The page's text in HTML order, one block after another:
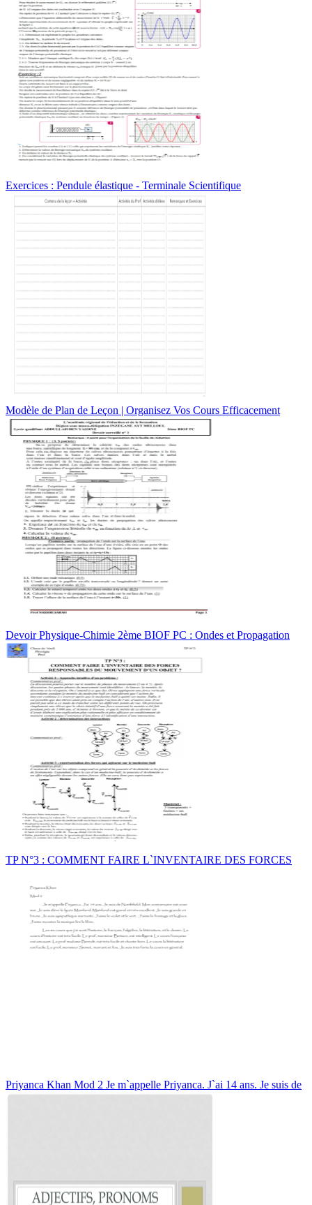
Exercices : Pendule élastique - Terminale Scientifique
Modèle de Plan de Leçon | Organisez Vos Cours Efficacement
Devoir Physique-Chimie 2ème BIOF PC : Ondes et Propagation
TP N°3 : COMMENT FAIRE L`INVENTAIRE DES FORCES
Priyanca Khan Mod 2 Je m`appelle Priyanca. J`ai 14 ans. Je suis de